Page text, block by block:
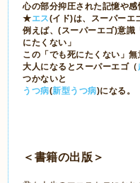
心の部分抑圧された記憶や感
★エス(イド)は、スーパーエ
例えば、(スーパーエゴ)意識
にたくない」
この「でも死にたくない」
大人になるとスーパーエゴ（
つかないと
うつ病(新型うつ病)になる。
＜書籍の出版＞